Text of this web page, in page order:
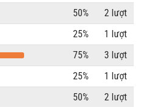
50%
2 lượt
25%
1 lượt
75%
3 lượt
25%
1 lượt
50%
2 lượt